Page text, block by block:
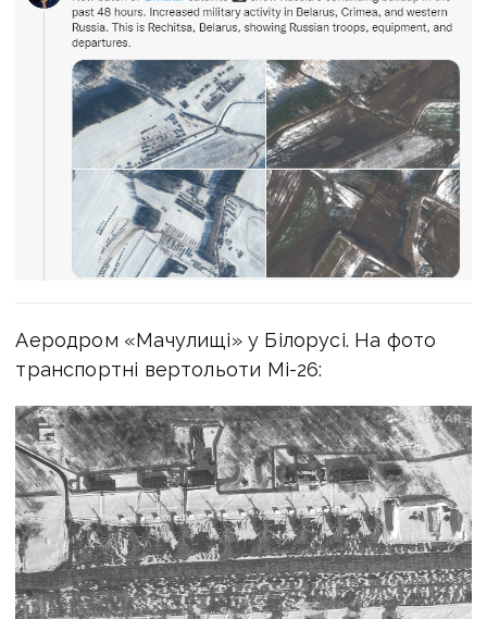
Аеродром «Мачулищі» у Білорусі. На фото
транспортні вертольоти Мі-26: